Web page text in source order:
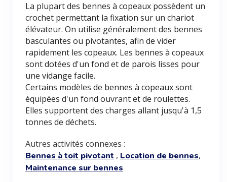
La plupart des bennes à copeaux possèdent un
crochet permettant la fixation sur un chariot
élévateur. On utilise généralement des bennes
basculantes ou pivotantes, afin de vider
rapidement les copeaux. Les bennes à copeaux
sont dotées d'un fond et de parois lisses pour
une vidange facile.
Certains modèles de bennes à copeaux sont
équipées d'un fond ouvrant et de roulettes.
Elles supportent des charges allant jusqu'à 1,5
tonnes de déchets.
Autres activités connexes :
Bennes à toit pivotant , Location de bennes,
Maintenance sur bennes